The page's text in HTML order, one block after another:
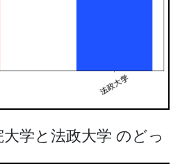
学と法政大学 のどっ